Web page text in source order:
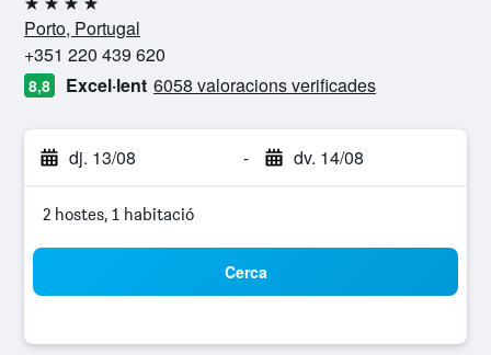
4 estrelles
Porto, Portugal
+351 220 439 620
8,8 Excel·lent 6058 valoracions verificades
dj. 13/08 - dv. 14/08
2 hostes, 1 habitació
Cerca